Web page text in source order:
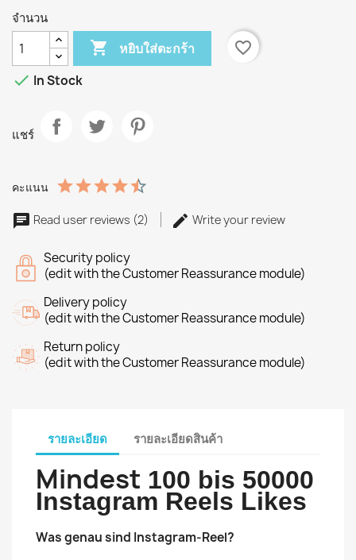
จำนวน
 หยิบใส่ตะกร้า
favorite_border
 In Stock
แชร์
คะแนน
Read user reviews (2) Write your review
Security policy
(edit with the Customer Reassurance module)
Delivery policy
(edit with the Customer Reassurance module)
Return policy
(edit with the Customer Reassurance module)
รายละเอียด รายละเอียดสินค้า
Mindest 100 bis 50000
Instagram Reels Likes
Was genau sind Instagram-Reel?